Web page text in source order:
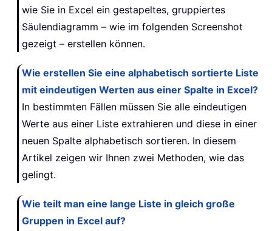
wie Sie in Excel ein gestapeltes, gruppiertes
Säulendiagramm – wie im folgenden Screenshot
gezeigt – erstellen können.
Wie erstellen Sie eine alphabetisch sortierte Liste
mit eindeutigen Werten aus einer Spalte in Excel?
In bestimmten Fällen müssen Sie alle eindeutigen
Werte aus einer Liste extrahieren und diese in einer
neuen Spalte alphabetisch sortieren. In diesem
Artikel zeigen wir Ihnen zwei Methoden, wie das
gelingt.
Wie teilt man eine lange Liste in gleich große
Gruppen in Excel auf?